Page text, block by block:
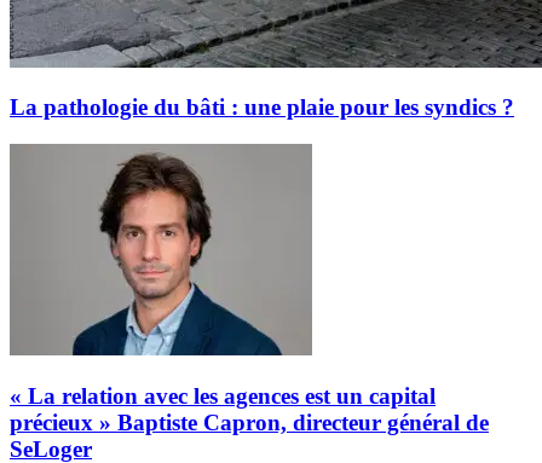
La pathologie du bâti : une plaie pour les syndics ?
« La relation avec les agences est un capital
précieux » Baptiste Capron, directeur général de
SeLoger